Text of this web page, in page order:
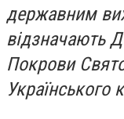
державним
відзначають
Покрови
Українського